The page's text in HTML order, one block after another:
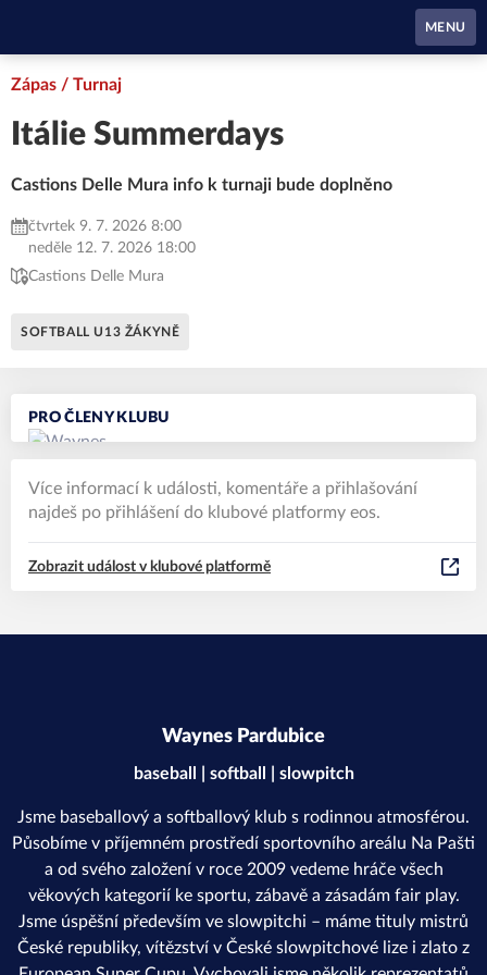
MENU
PRO ČLENY KLUBU
Více informací k události, komentáře a přihlašování
najdeš po přihlášení do klubové platformy eos.
Zobrazit událost v klubové platformě
Zápas / Turnaj
Itálie Summerdays
Castions Delle Mura info k turnaji bude doplněno
čtvrtek 9. 7. 2026 8:00
neděle 12. 7. 2026 18:00
Castions Delle Mura
SOFTBALL U13 ŽÁKYNĚ
Waynes Pardubice
baseball | softball | slowpitch
Jsme baseballový a softballový klub s rodinnou atmosférou.
Působíme v příjemném prostředí sportovního areálu Na Pašti
a od svého založení v roce 2009 vedeme hráče všech
věkových kategorií ke sportu, zábavě a zásadám fair play.
Jsme úspěšní především ve slowpitchi – máme tituly mistrů
České republiky, vítězství v České slowpitchové lize i zlato z